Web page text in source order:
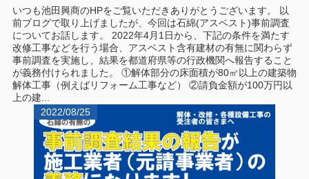
2022/08/25
いつも池田興商のHPをご覧いただきありがとうございます。 以
前ブログで取り上げましたが、今回は石綿(アスベスト)事前調査
についてお話します。 2022年4月1日から、下記の条件を満たす
改修工事などを行う場合、アスベスト含有建材の有無に関わらず
事前調査を実施し、結果を都道府県等の行政機関へ報告すること
が義務付けられました。 ①解体部分の床面積が80㎡以上の建築物
解体工事（例えばリフォーム工事など） ②請負金額が100万円以
上の建...